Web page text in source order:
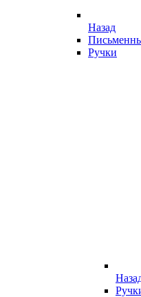
Назад
Ручки